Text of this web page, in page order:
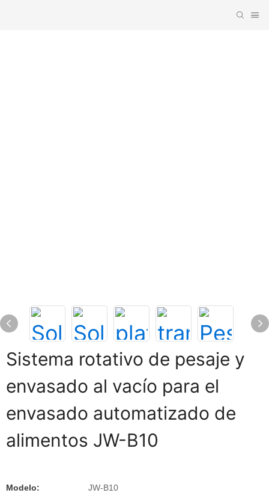
Sistema rotativo de pesaje y
envasado al vacío para el
envasado automatizado de
alimentos JW-B10
Modelo:
JW-B10